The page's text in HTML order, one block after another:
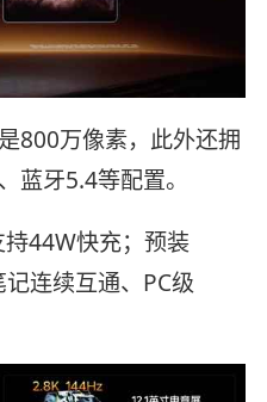
800万像素，此外还拥
蓝牙5.4等配置。
44W快充；预装
连续互通、PC级